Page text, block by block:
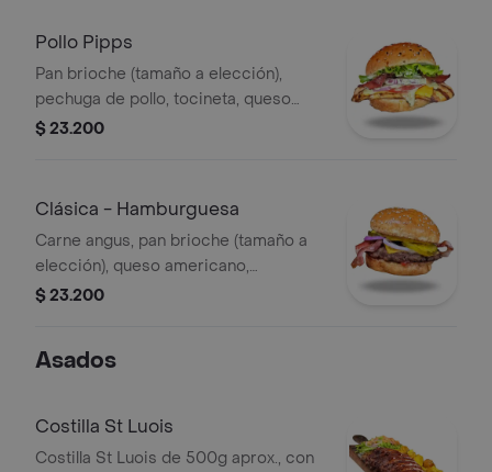
Pollo Pipps
Pan brioche (tamaño a elección),
pechuga de pollo, tocineta, queso
americano, lechuga, cebolla, tomate,
$ 23.200
Clásica - Hamburguesa
Carne angus, pan brioche (tamaño a
elección), queso americano,
pepinillos, cebolla, tocineta, salsa de
$ 23.200
Asados
Costilla St Luois
Costilla St Luois de 500g aprox., con